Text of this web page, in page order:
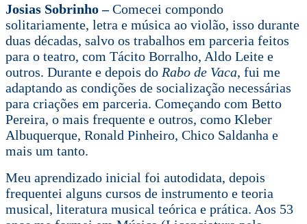
Josias Sobrinho –Comecei compondo
solitariamente, letra e música ao violão, isso durante
duas décadas, salvo os trabalhos em parceria feitos
para o teatro, com Tácito Borralho, Aldo Leite e
outros. Durante e depois do Rabo de Vaca, fui me
adaptando as condições de socialização necessárias
para criações em parceria. Começando com Betto
Pereira, o mais frequente e outros, como Kleber
Albuquerque, Ronald Pinheiro, Chico Saldanha e
mais um tanto.
Meu aprendizado inicial foi autodidata, depois
frequentei alguns cursos de instrumento e teoria
musical, literatura musical teórica e prática. Aos 53